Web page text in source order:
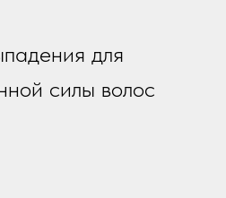
для
силы волос